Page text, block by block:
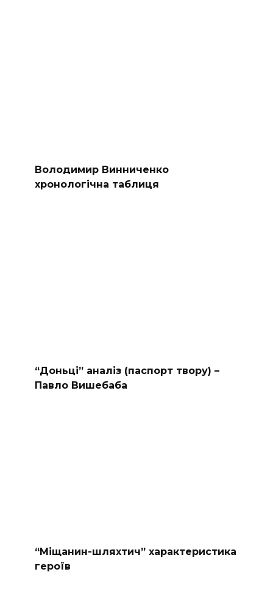
Володимир Винниченко
хронологічна таблиця
“Доньці” аналіз (паспорт твору) –
Павло Вишебаба
“Міщанин-шляхтич” характеристика
героїв